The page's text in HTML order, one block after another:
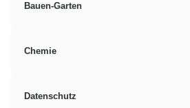
Bauen-Garten
Chemie
Datenschutz